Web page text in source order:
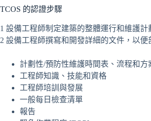
TCOS 的認證步驟
1 設備工程師制定建築的整體運行和維護計
2 設備工程師撰寫和開發詳細的文件，以
計劃性/預防性維護時間表、流程和方
工程師知識、技能和資格
工程師培訓與發展
一般每日檢查清單
報告